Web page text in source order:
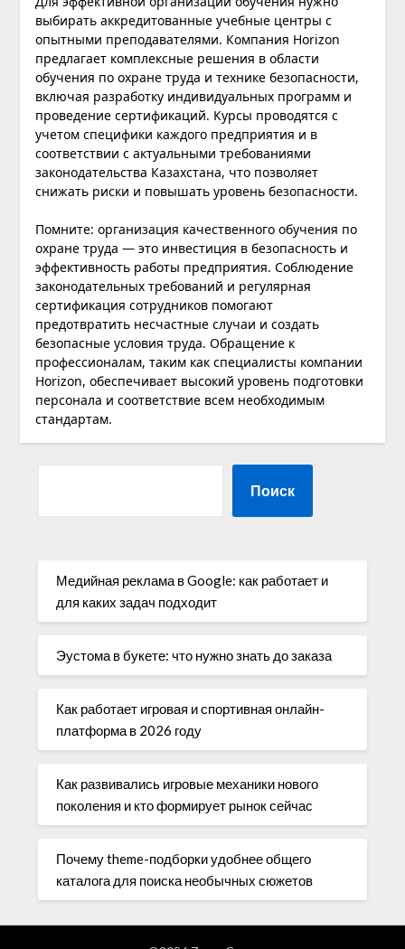
выбирать аккредитованные учебные центры с
опытными преподавателями. Компания Horizon
предлагает комплексные решения в области
обучения по охране труда и технике безопасности,
включая разработку индивидуальных программ и
проведение сертификаций. Курсы проводятся с
учетом специфики каждого предприятия и в
соответствии с актуальными требованиями
законодательства Казахстана, что позволяет
снижать риски и повышать уровень безопасности.
Помните: организация качественного обучения по
охране труда — это инвестиция в безопасность и
эффективность работы предприятия. Соблюдение
законодательных требований и регулярная
сертификация сотрудников помогают
предотвратить несчастные случаи и создать
безопасные условия труда. Обращение к
профессионалам, таким как специалисты компании
Horizon, обеспечивает высокий уровень подготовки
персонала и соответствие всем необходимым
стандартам.
Поиск
Медийная реклама в Google: как работает и
для каких задач подходит
Эустома в букете: что нужно знать до заказа
Как работает игровая и спортивная онлайн-
платформа в 2026 году
Как развивались игровые механики нового
поколения и кто формирует рынок сейчас
Почему theme-подборки удобнее общего
каталога для поиска необычных сюжетов